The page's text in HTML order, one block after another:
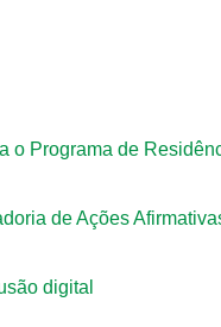
o Programa de
de Ações
digital